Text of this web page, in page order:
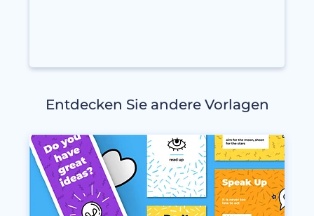
Entdecken Sie andere Vorlagen